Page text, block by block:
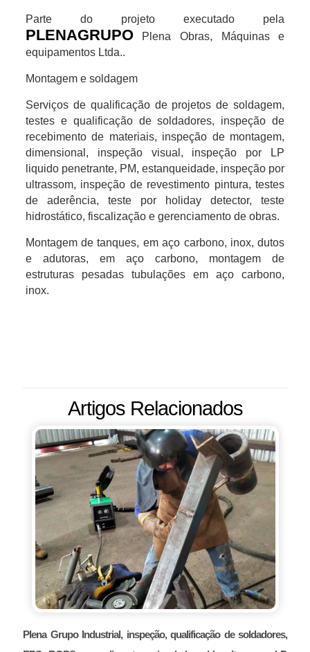
Parte do projeto executado pela
PLENAGRUPOPlena Obras, Máquinas e
equipamentos Ltda..
Montagem e soldagem
Serviços de qualificação de projetos de soldagem,
testes e qualificação de soldadores, inspeção de
recebimento de materiais, inspeção de montagem,
dimensional, inspeção visual, inspeção por LP
liquido penetrante, PM, estanqueidade, inspeção por
ultrassom, inspeção de revestimento pintura, testes
de aderência, teste por holiday detector, teste
hidrostático, fiscalização e gerenciamento de obras.
Montagem de tanques, em aço carbono, inox, dutos
e adutoras, em aço carbono, montagem de
estruturas pesadas tubulações em aço carbono,
inox.
Artigos Relacionados
Plena Grupo Industrial, inspeção, qualificação de soldadores,